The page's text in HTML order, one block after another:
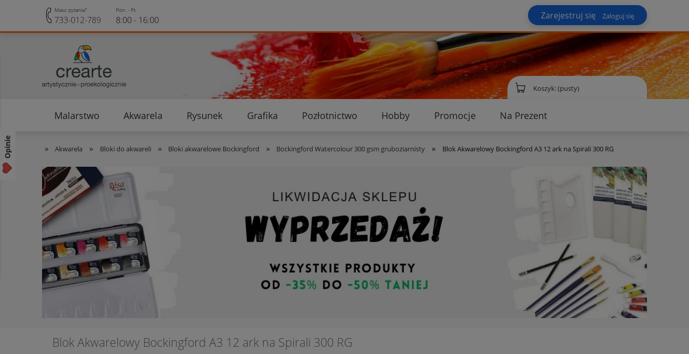
Zarejestruj się Zaloguj się
Koszyk:(pusty)
Malarstwo Akwarela Rysunek Grafika Pozłotnictwo Hobby Promocje
Na Prezent
» Akwarela » Bloki do akwareli » Bloki akwarelowe Bockingford » Bockingford Watercolour 300 gsm gruboziarnisty » Blok Akwarelowy Bockingford A3 12 ark na Spirali 300 RG
Blok Akwarelowy Bockingford A3 12 ark na Spirali 300 RG
Masz pytania?
733-012-789
Pon. - Pt.
8:00 - 16:00
Opinie